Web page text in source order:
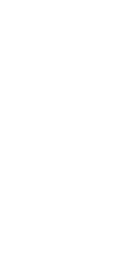
lelaki dan
lelaki dan
Allah dengan
mengecewakan
tertimpanya bala
peredaran zaman;
mereka dan
untuk mereka
Jahannam itu
Dan Allah
(untuk menyeksa
Allah adalah Maha
Sesungguhnya
Muhammad)
diterima
berita gembira